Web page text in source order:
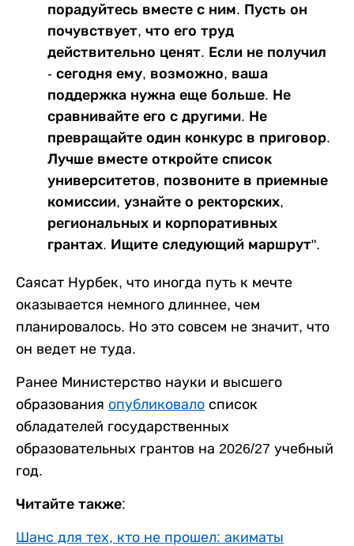
порадуйтесь вместе с ним. Пусть он
почувствует, что его труд
действительно ценят. Если не получил
- сегодня ему, возможно, ваша
поддержка нужна еще больше. Не
сравнивайте его с другими. Не
превращайте один конкурс в приговор.
Лучше вместе откройте список
университетов, позвоните в приемные
комиссии, узнайте о ректорских,
региональных и корпоративных
грантах. Ищите следующий маршрут".
Саясат Нурбек, что иногда путь к мечте
оказывается немного длиннее, чем
планировалось. Но это совсем не значит, что
он ведет не туда.
Ранее Министерство науки и высшего
образования опубликовало список
обладателей государственных
образовательных грантов на 2026/27 учебный
год.
Читайте также:
Шанс для тех, кто не прошел: акиматы